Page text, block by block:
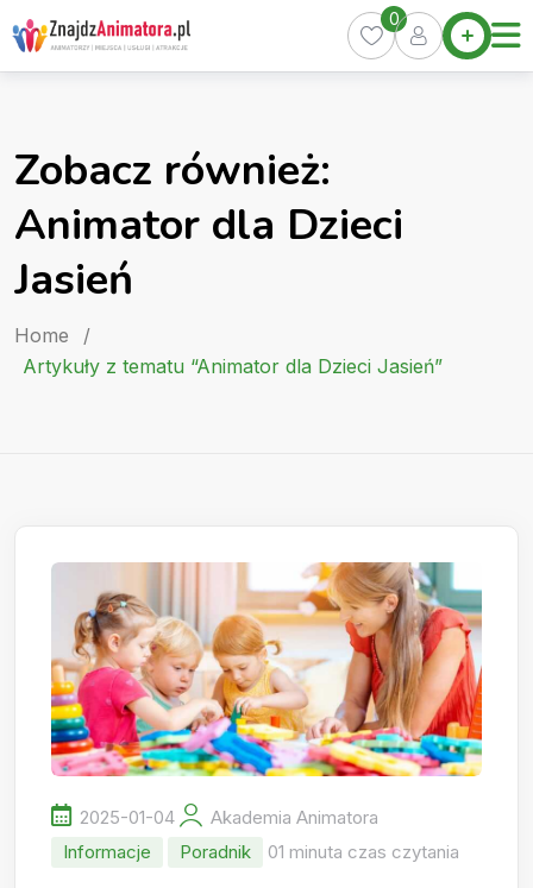
Skip
to
content
Home
Oferty
Kurs
0
Zobacz również:
Animator dla Dzieci
Jasień
Home
/
Artykuły z tematu “Animator dla Dzieci Jasień”
2025-01-04
Akademia Animatora
Informacje
Poradnik 01 minuta czas czytania